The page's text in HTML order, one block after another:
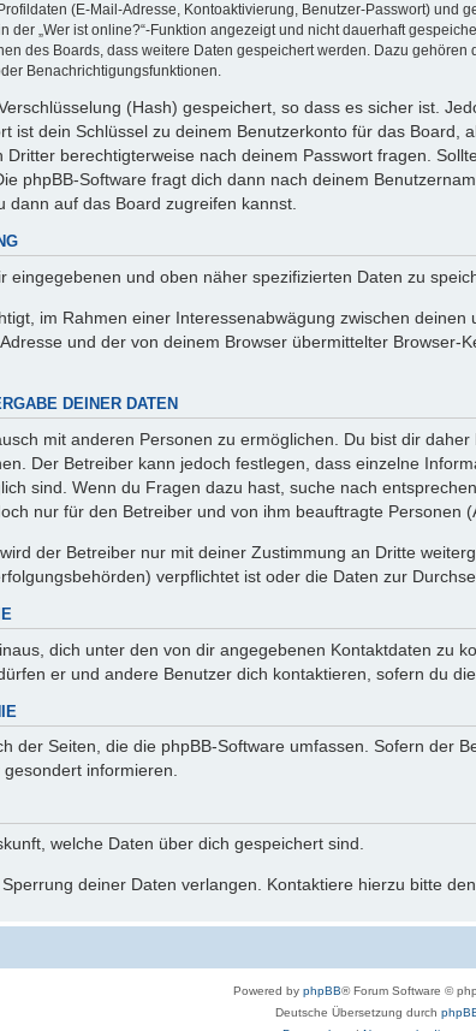
(E-Mail-Adresse, Kontoaktivierung, Benutzer-Passwort) und
der „Wer ist online?“-Funktion angezeigt und nicht dauerhaft
des Boards, dass weitere Daten gespeichert werden. Dazu
Benachrichtigungsfunktionen.
(Hash) gespeichert, so dass es sicher ist.
ist dein Schlüssel zu deinem Benutzerkonto für das
berechtigterweise nach deinem Passwort fragen.
phpBB-Software fragt dich dann nach deinem
dann auf das Board zugreifen kannst.
eingegebenen und oben näher spezifizierten Daten zu
im Rahmen einer Interessenabwägung zwischen
und der von deinem Browser übermittelter
DEINER DATEN
mit anderen Personen zu ermöglichen. Du bist dir
Der Betreiber kann jedoch festlegen, dass einzelne
sind. Wenn du Fragen dazu hast, suche nach
nur für den Betreiber und von ihm beauftragte Personen
der Betreiber nur mit deiner Zustimmung an Dritte
verpflichtet ist oder die Daten zur
dich unter den von dir angegebenen Kontaktdaten zu
er und andere Benutzer dich kontaktieren, sofern du
der Seiten, die die phpBB-Software umfassen. Sofern der
informieren.
welche Daten über dich gespeichert sind.
deiner Daten verlangen. Kontaktiere hierzu bitte
Powered by phpBB® Forum Software ©
Deutsche Übersetzung durch